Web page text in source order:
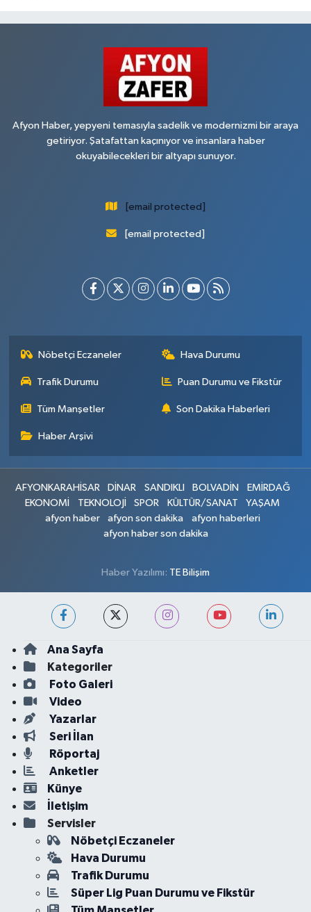
Afyon Haber, yepyeni temasıyla sadelik ve modernizmi bir araya
getiriyor. Şatafattan kaçınıyor ve insanlara haber
okuyabilecekleri bir altyapı sunuyor.
[email protected]
[email protected]
Nöbetçi Eczaneler Hava Durumu
Trafik Durumu Puan Durumu ve Fikstür
Tüm Manşetler Son Dakika Haberleri
Haber Arşivi
AFYONKARAHİSAR DİNAR SANDIKLI BOLVADİN
EMİRDAĞ
EKONOMİ
TEKNOLOJİ SPOR KÜLTÜR/SANAT
YAŞAM
afyon haber
afyon son dakika
afyon haberleri
afyon haber son dakika
Haber Yazılımı: TE Bilişim
Ana Sayfa
Kategoriler
Foto Galeri
Video
Yazarlar
Seri İlan
Röportaj
Anketler
Künye
İletişim
Servisler
Nöbetçi Eczaneler
Hava Durumu
Trafik Durumu
Süper Lig Puan Durumu ve Fikstür